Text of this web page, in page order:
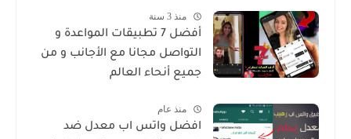
منذ 3 سنة
أفضل 7 تطبيقات المواعدة و
التواصل مجانا مع الأجانب و من
جميع أنحاء العالم
منذ عام
افضل واتس اب معدل ضد